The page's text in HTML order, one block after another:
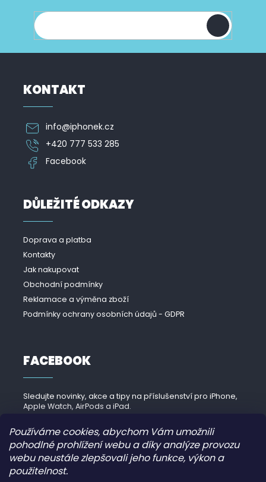
Používáme cookies, abychom Vám umožnili
pohodlné prohlížení webu a díky analýze provozu
webu neustále zlepšovali jeho funkce, výkon a
použitelnost.
KONTAKT
info@iphonek.cz
+420 777 533 285
Facebook
DŮLEŽITÉ ODKAZY
Doprava a platba
Kontakty
Jak nakupovat
Obchodní podmínky
Reklamace a výměna zboží
Podmínky ochrany osobních údajů - GDPR
FACEBOOK
Sledujte novinky, akce a tipy na příslušenství pro iPhone,
Apple Watch, AirPods a iPad.